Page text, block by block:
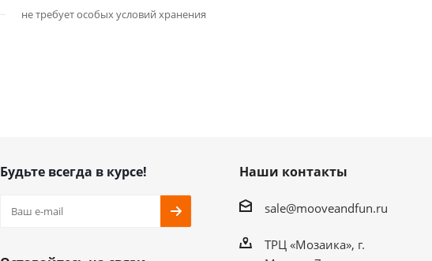
не требует особых условий хранения
Будьте всегда в курсе! Наши контакты
sale@mooveandfun.ru
ТРЦ «Мозаика», г.